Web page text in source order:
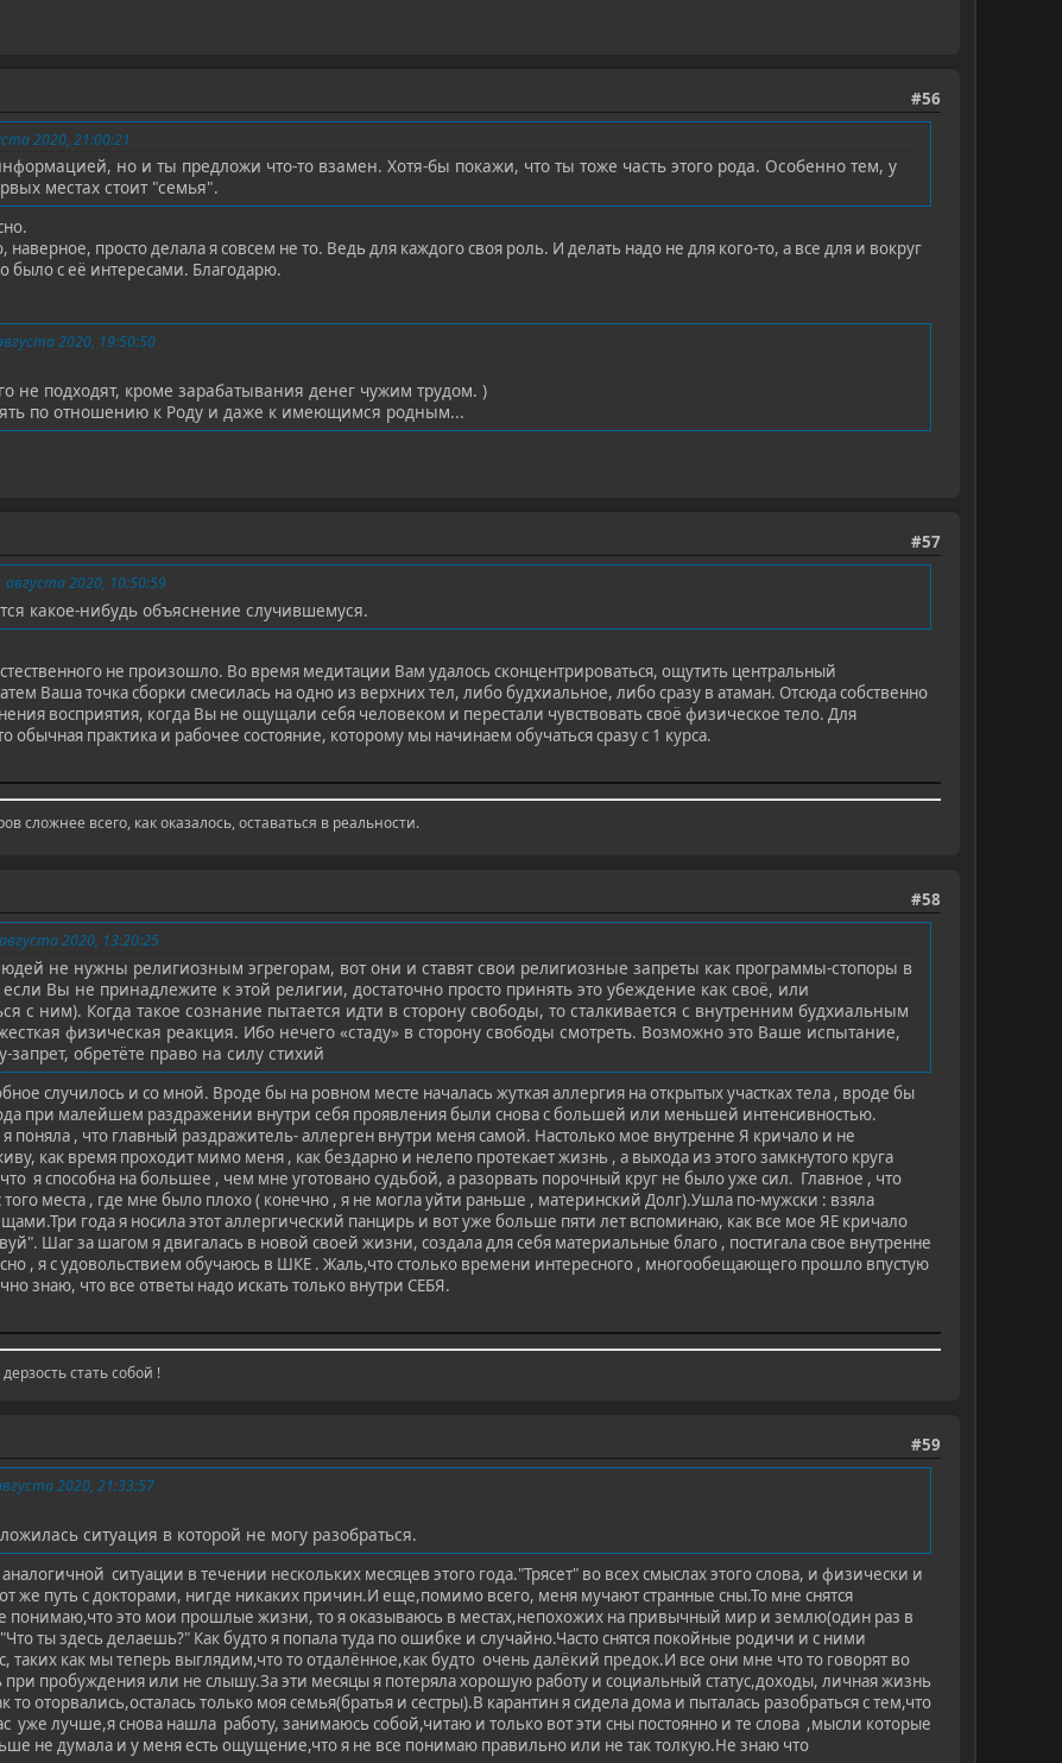
#56
2020, 21:00:21
но и ты предложи что-то взамен. Хотя-бы покажи, что ты тоже часть этого рода. Особенно тем, у
местах стоит "семья".
просто делала я совсем не то. Ведь для каждого своя роль. И делать надо не для кого-то, а все для и вокруг
было с её интересами. Благодарю.
2020, 19:50:50
не подходят, кроме зарабатывания денег чужим трудом. )
по отношению к Роду и даже к имеющимся родным...
#57
2020, 10:50:59
какое-нибудь объяснение случившемуся.
не произошло. Во время медитации Вам удалось сконцентрироваться, ощутить центральный
Ваша точка сборки смесилась на одно из верхних тел, либо будхиальное, либо сразу в атаман. Отсюда собственно
восприятия, когда Вы не ощущали себя человеком и перестали чувствовать своё физическое тело. Для
практика и рабочее состояние, которому мы начинаем обучаться сразу с 1 курса.
сложнее всего, как оказалось, оставаться в реальности.
#58
2020, 13:20:25
не нужны религиозным эгрегорам, вот они и ставят свои религиозные запреты как программы-стопоры в
Вы не принадлежите к этой религии, достаточно просто принять это убеждение как своё, или
с ним). Когда такое сознание пытается идти в сторону свободы, то сталкивается с внутренним будхиальным
физическая реакция. Ибо нечего «стаду» в сторону свободы смотреть. Возможно это Ваше испытание,
запрет, обретёте право на силу стихий
случилось и со мной. Вроде бы на ровном месте началась жуткая аллергия на открытых участках тела , вроде бы
при малейшем раздражении внутри себя проявления были снова с большей или меньшей интенсивностью.
я поняла , что главный раздражитель- аллерген внутри меня самой. Настолько мое внутренне Я кричало и не
как время проходит мимо меня , как бездарно и нелепо протекает жизнь , а выхода из этого замкнутого круга
я способна на большее , чем мне уготовано судьбой, а разорвать порочный круг не было уже сил. Главное , что
того места , где мне было плохо ( конечно , я не могла уйти раньше , материнский Долг).Ушла по-мужски : взяла
года я носила этот аллергический панцирь и вот уже больше пяти лет вспоминаю, как все мое ЯЕ кричало
Шаг за шагом я двигалась в новой своей жизни, создала для себя материальные благо , постигала свое внутренне
, я с удовольствием обучаюсь в ШКЕ . Жаль,что столько времени интересного , многообещающего прошло впустую
знаю, что все ответы надо искать только внутри СЕБЯ.
стать собой !
#59
2020, 21:33:57
ситуация в которой не могу разобраться.
ситуации в течении нескольких месяцев этого года."Трясет" во всех смыслах этого слова, и физически и
же путь с докторами, нигде никаких причин.И еще,помимо всего, меня мучают странные сны.То мне снятся
понимаю,что это мои прошлые жизни, то я оказываюсь в местах,непохожих на привычный мир и землю(один раз в
ты здесь делаешь?" Как будто я попала туда по ошибке и случайно.Часто снятся покойные родичи и с ними
таких как мы теперь выглядим,что то отдалённое,как будто очень далёкий предок.И все они мне что то говорят во
при пробуждения или не слышу.За эти месяцы я потеряла хорошую работу и социальный статус,доходы, личная жизнь
то оторвались,осталась только моя семья(братья и сестры).В карантин я сидела дома и пыталась разобраться с тем,что
уже лучше,я снова нашла работу, занимаюсь собой,читаю и только вот эти сны постоянно и те слова ,мысли которые
не думала и у меня есть ощущение,что я не все понимаю правильно или не так толкую.Не знаю что